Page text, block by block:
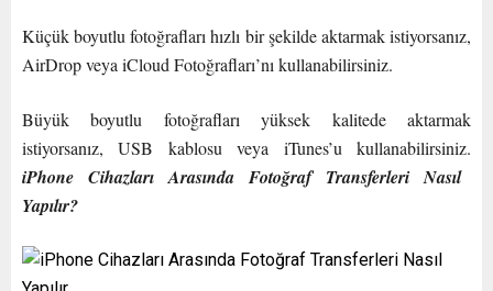
Küçük boyutlu fotoğrafları hızlı bir şekilde aktarmak istiyorsanız,
AirDrop veya iCloud Fotoğrafları’nı kullanabilirsiniz.
Büyük boyutlu fotoğrafları yüksek kalitede aktarmak
istiyorsanız, USB kablosu veya iTunes’u kullanabilirsiniz.
iPhone Cihazları Arasında Fotoğraf Transferleri Nasıl
Yapılır?